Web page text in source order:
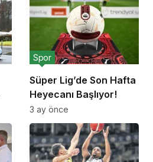
Süper Lig’de Son Hafta
Heyecanı Başlıyor!
Spor
3 ay önce